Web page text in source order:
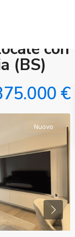
con
(BS)
€
Nuovo